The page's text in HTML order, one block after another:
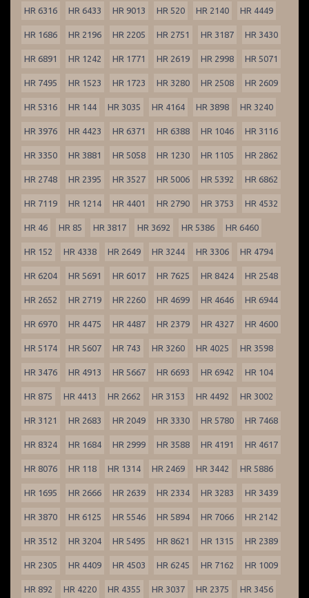
HR 6316 HR 6433 HR 9013 HR 520 HR 2140 HR 4449
HR 1686 HR 2196 HR 2205 HR 2751 HR 3187 HR 3430
HR 6891 HR 1242 HR 1771 HR 2619 HR 2998 HR 5071
HR 7495 HR 1523 HR 1723 HR 3280 HR 2508 HR 2609
HR 5316 HR 144 HR 3035 HR 4164 HR 3898 HR 3240
HR 3976 HR 4423 HR 6371 HR 6388 HR 1046 HR 3116
HR 3350 HR 3881 HR 5058 HR 1230 HR 1105 HR 2862
HR 2748 HR 2395 HR 3527 HR 5006 HR 5392 HR 6862
HR 7119 HR 1214 HR 4401 HR 2790 HR 3753 HR 4532
HR 46 HR 85 HR 3817 HR 3692 HR 5386 HR 6460
HR 152 HR 4338 HR 2649 HR 3244 HR 3306 HR 4794
HR 6204 HR 5691 HR 6017 HR 7625 HR 8424 HR 2548
HR 2652 HR 2719 HR 2260 HR 4699 HR 4646 HR 6944
HR 6970 HR 4475 HR 4487 HR 2379 HR 4327 HR 4600
HR 5174 HR 5607 HR 743 HR 3260 HR 4025 HR 3598
HR 3476 HR 4913 HR 5667 HR 6693 HR 6942 HR 104
HR 875 HR 4413 HR 2662 HR 3153 HR 4492 HR 3002
HR 3121 HR 2683 HR 2049 HR 3330 HR 5780 HR 7468
HR 8324 HR 1684 HR 2999 HR 3588 HR 4191 HR 4617
HR 8076 HR 118 HR 1314 HR 2469 HR 3442 HR 5886
HR 1695 HR 2666 HR 2639 HR 2334 HR 3283 HR 3439
HR 3870 HR 6125 HR 5546 HR 5894 HR 7066 HR 2142
HR 3512 HR 3204 HR 5495 HR 8621 HR 1315 HR 2389
HR 2305 HR 4409 HR 4503 HR 6245 HR 7162 HR 1009
HR 892 HR 4220 HR 4355 HR 3037 HR 2375 HR 3456